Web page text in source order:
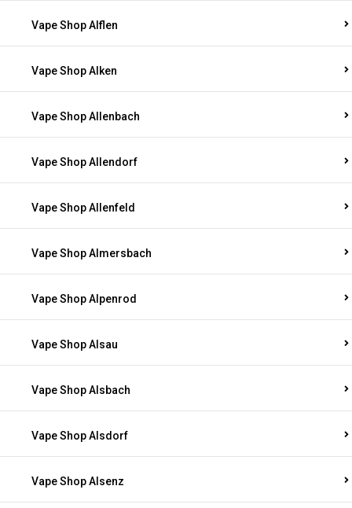
Vape Shop Alflen
Vape Shop Alken
Vape Shop Allenbach
Vape Shop Allendorf
Vape Shop Allenfeld
Vape Shop Almersbach
Vape Shop Alpenrod
Vape Shop Alsau
Vape Shop Alsbach
Vape Shop Alsdorf
Vape Shop Alsenz